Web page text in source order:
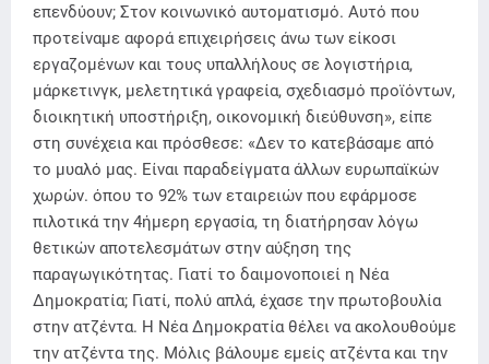
επενδύουν; Στον κοινωνικό αυτοματισμό. Αυτό που
προτείναμε αφορά επιχειρήσεις άνω των είκοσι
εργαζομένων και τους υπαλλήλους σε λογιστήρια,
μάρκετινγκ, μελετητικά γραφεία, σχεδιασμό προϊόντων,
διοικητική υποστήριξη, οικονομική διεύθυνση», είπε
στη συνέχεια και πρόσθεσε: «Δεν το κατεβάσαμε από
το μυαλό μας. Είναι παραδείγματα άλλων ευρωπαϊκών
χωρών. όπου το 92% των εταιρειών που εφάρμοσε
πιλοτικά την 4ήμερη εργασία, τη διατήρησαν λόγω
θετικών αποτελεσμάτων στην αύξηση της
παραγωγικότητας. Γιατί το δαιμονοποιεί η Νέα
Δημοκρατία; Γιατί, πολύ απλά, έχασε την πρωτοβουλία
στην ατζέντα. Η Νέα Δημοκρατία θέλει να ακολουθούμε
την ατζέντα της. Μόλις βάλουμε εμείς ατζέντα και την